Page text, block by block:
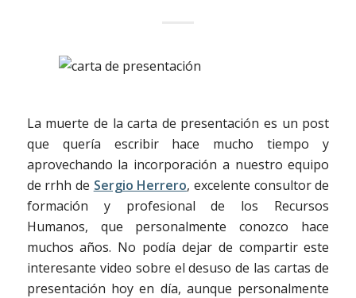
La muerte de la carta de presentación es un post
que quería escribir hace mucho tiempo y
aprovechando la incorporación a nuestro equipo
de rrhh de Sergio Herrero, excelente consultor de
formación y profesional de los Recursos
Humanos, que personalmente conozco hace
muchos años. No podía dejar de compartir este
interesante video sobre el desuso de las cartas de
presentación hoy en día, aunque personalmente